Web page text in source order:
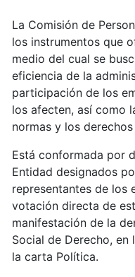
La Comisión de
los instrumentos que
medio del cual se
eficiencia de la
participación de los
los afecten, así como
normas y los
Está conformada por
Entidad designados
representantes de los
votación directa de
manifestación de la
Social de Derecho,
la carta Política.